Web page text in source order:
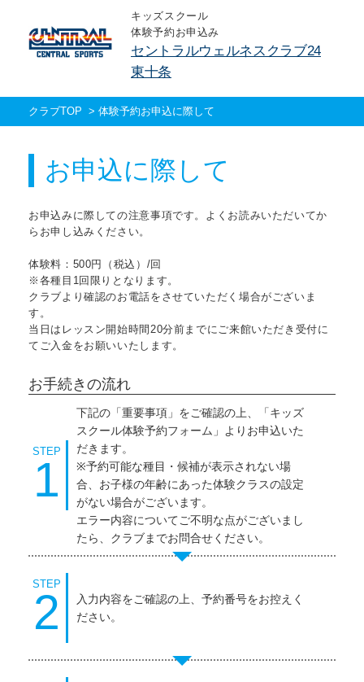
キッズスクール
体験予約お申込み
セントラルウェルネスクラブ24
東十条
クラブTOP > 体験予約お申込に際して
お申込に際して
お申込みに際しての注意事項です。よくお読みいただいてか
らお申し込みください。
体験料：500円（税込）/回
※各種目1回限りとなります。
クラブより確認のお電話をさせていただく場合がございま
す。
当日はレッスン開始時間20分前までにご来館いただき受付に
てご入金をお願いいたします。
お手続きの流れ
STEP
1
下記の「重要事項」をご確認の上、「キッズ
スクール体験予約フォーム」よりお申込いた
だきます。
※予約可能な種目・候補が表示されない場
合、お子様の年齢にあった体験クラスの設定
がない場合がございます。
エラー内容についてご不明な点がございまし
たら、クラブまでお問合せください。
STEP
2
入力内容をご確認の上、予約番号をお控えく
ださい。